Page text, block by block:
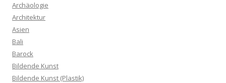
Archäologie
Architektur
Asien
Bali
Barock
Bildende Kunst
Bildende Kunst (Plastik)